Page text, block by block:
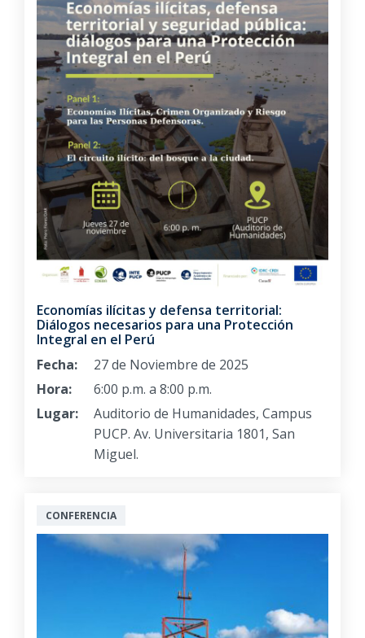
Economías ilícitas y defensa territorial:
Diálogos necesarios para una Protección
Integral en el Perú
Fecha:
27 de Noviembre de 2025
Hora:
6:00 p.m. a 8:00 p.m.
Lugar:
Auditorio de Humanidades, Campus
PUCP. Av. Universitaria 1801, San
Miguel.
CONFERENCIA